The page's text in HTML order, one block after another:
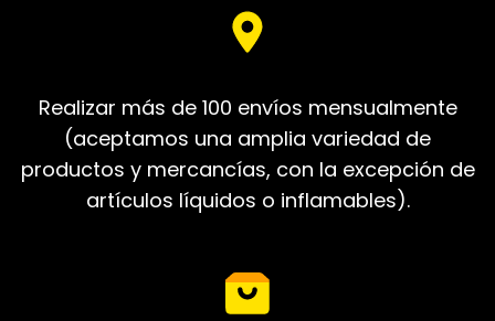
Realizar más de 100 envíos mensualmente
(aceptamos una amplia variedad de
productos y mercancías, con la excepción de
artículos líquidos o inflamables).